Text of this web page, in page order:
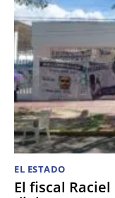
EL ESTADO
El fiscal